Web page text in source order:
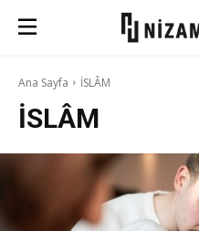
Ana Sayfa İSLÂM
İSLÂM